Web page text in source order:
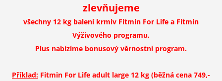
zlevňujeme
všechny 12 kg balení krmiv Fitmin For Life a Fitmin
Výživového programu.
Plus nabízíme bonusový věrnostní program.
Příklad: Fitmin For Life adult large 12 kg (běžná cena 749,-